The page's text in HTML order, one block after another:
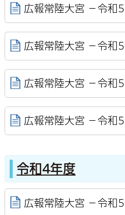
広報常陸大宮 －令和
広報常陸大宮 －令和
広報常陸大宮 －令和
広報常陸大宮 －令和
令和4年度
広報常陸大宮 －令和